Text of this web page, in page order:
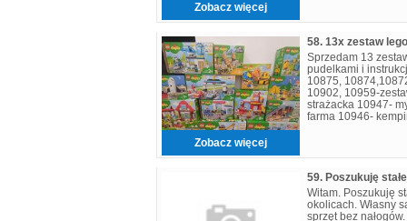
Zobacz więcej
Zobacz więcej
58. 13x zestaw
Sprzedam 13
pudelkami i
10875,
10902, 10959-
strażacka 10947-
farma 10946-
59. Poszukuję
Witam. Poszukuję
okolicach. Własny
sprzęt bez